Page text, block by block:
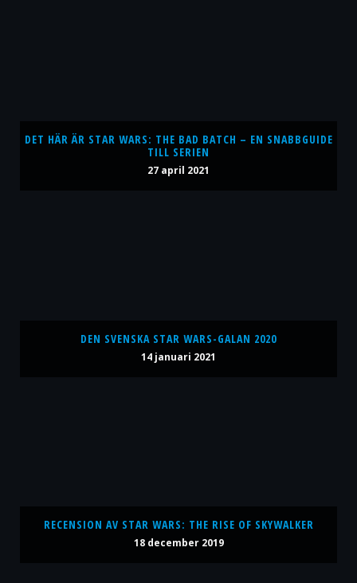
DET HÄR ÄR STAR WARS: THE BAD BATCH – EN SNABBGUIDE
TILL SERIEN
27 april 2021
DEN SVENSKA STAR WARS-GALAN 2020
14 januari 2021
RECENSION AV STAR WARS: THE RISE OF SKYWALKER
18 december 2019